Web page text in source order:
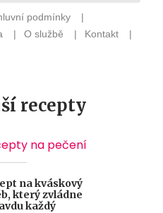
recepty
na pečení
na kváskový
který zvládne
každý